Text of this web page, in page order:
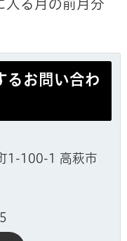
入る月の前月分
るお問い合わ
1-100-1 高萩市